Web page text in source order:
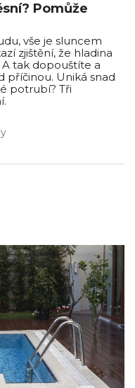
Pomůže
vše je sluncem
zjištění, že hladina
tak dopouštíte a
příčinou. Uniká snad
potrubí? Tři